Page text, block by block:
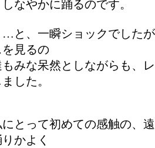
なやかに踊るのです。
と、一瞬ショックでした
見るの
みな呆然としながらも、
した。
とって初めての感触の、
かよく